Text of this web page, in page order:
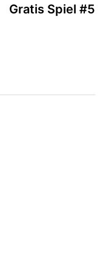
Gratis Spiel #5